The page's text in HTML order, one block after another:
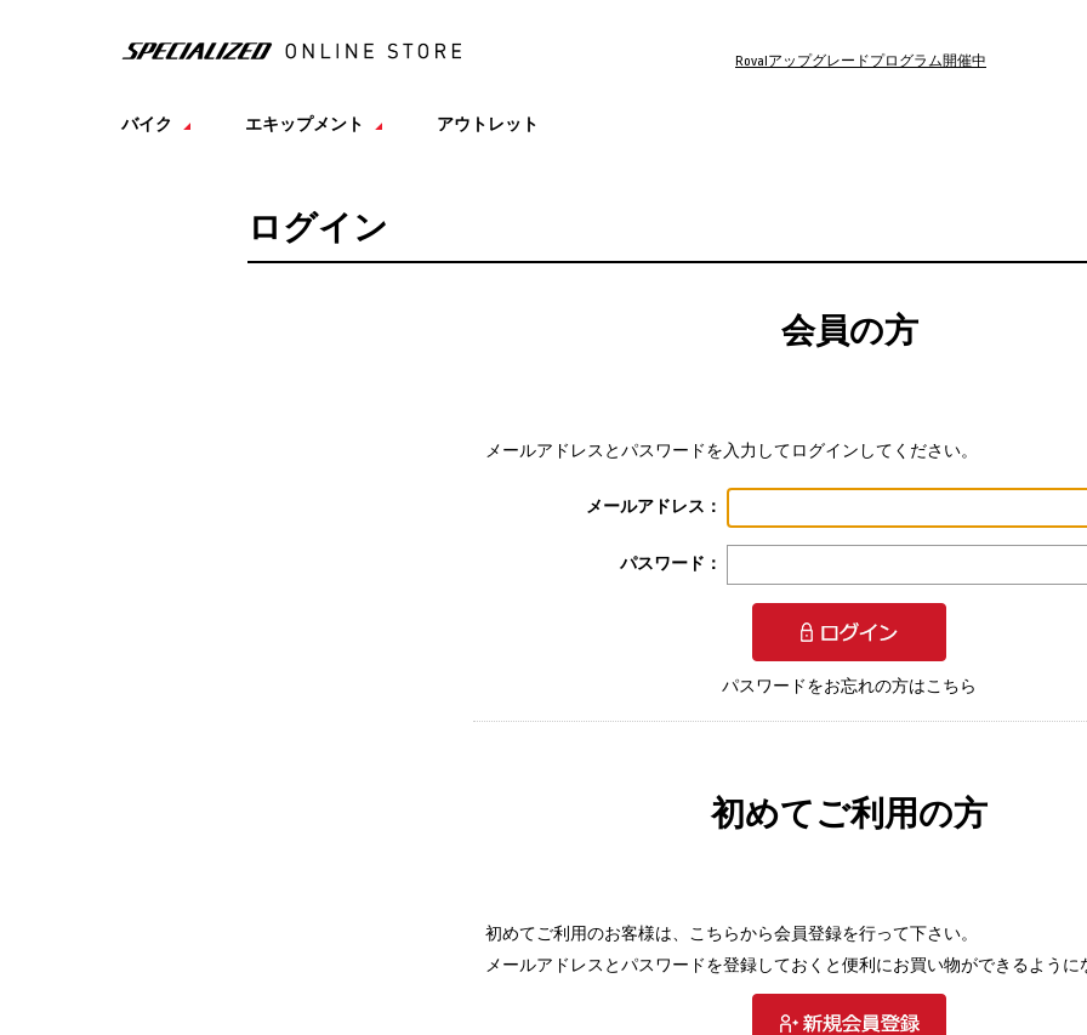
Rovalアップグレードプログラム開催中
バイク エキップメント アウトレット
ログイン
会員の方
メールアドレスとパスワードを入力してログインしてください。
メールアドレス：
パスワード：
パスワードをお忘れの方はこちら
初めてご利用の方
初めてご利用のお客様は、こちらから会員登録を行って下さい。
メールアドレスとパスワードを登録しておくと便利にお買い物ができるように